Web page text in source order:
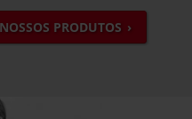
PRODUTOS